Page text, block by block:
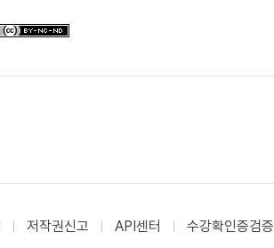
저작권신고 API센터 수강확인증검증